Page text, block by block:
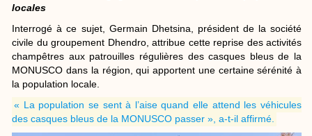
locales
Interrogé à ce sujet, Germain Dhetsina, président de la société
civile du groupement Dhendro, attribue cette reprise des activités
champêtres aux patrouilles régulières des casques bleus de la
MONUSCO dans la région, qui apportent une certaine sérénité à
la population locale.
« La population se sent à l’aise quand elle attend les véhicules
des casques bleus de la MONUSCO passer », a-t-il affirmé.